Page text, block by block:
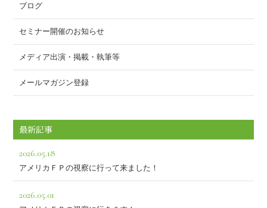
ブログ
セミナー開催のお知らせ
メディア出演・掲載・執筆等
メールマガジン登録
最新記事
2026.05.18
アメリカＦＰの視察に行って来ました！
2026.05.01